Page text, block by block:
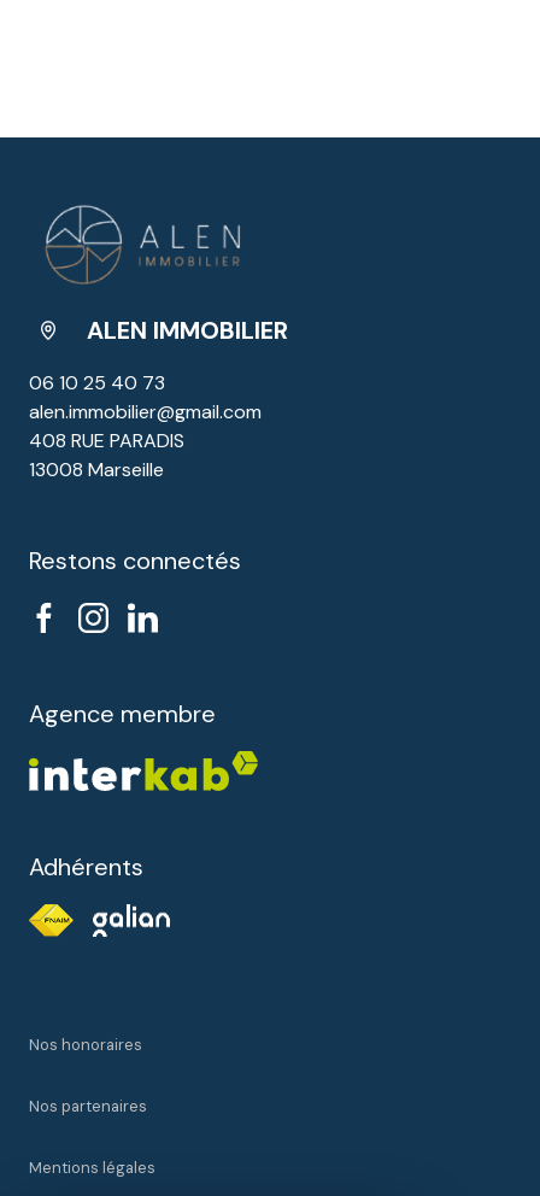
ALEN IMMOBILIER
06 10 25 40 73
alen.immobilier@gmail.com
408 RUE PARADIS
13008 Marseille
Restons connectés
Agence membre
Adhérents
Nos honoraires
Nos partenaires
Mentions légales